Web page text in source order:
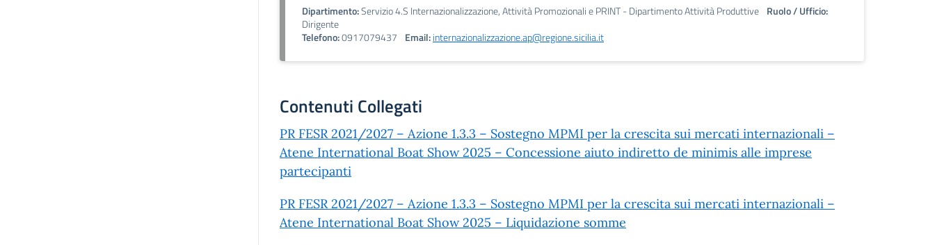
Dipartimento:Servizio 4.S Internazionalizzazione, Attività Promozionali e PRINT - Dipartimento Attività Produttive Ruolo / Ufficio:
Dirigente
Telefono:0917079437 Email:internazionalizzazione.ap@regione.sicilia.it
Contenuti Collegati
PR FESR 2021/2027 – Azione 1.3.3 – Sostegno MPMI per la crescita sui mercati internazionali –
Atene International Boat Show 2025 – Concessione aiuto indiretto de minimis alle imprese
partecipanti
PR FESR 2021/2027 – Azione 1.3.3 – Sostegno MPMI per la crescita sui mercati internazionali –
Atene International Boat Show 2025 – Liquidazione somme